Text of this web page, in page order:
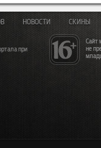
Сайт
не
НОВОСТИ СКИНЫ
при